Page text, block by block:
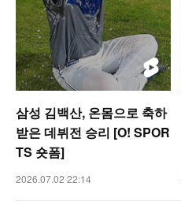
삼성 김백산, 온몸으로 축하
받은 데뷔전 승리 [O! SPOR
TS 숏폼]
2026.07.02 22:14